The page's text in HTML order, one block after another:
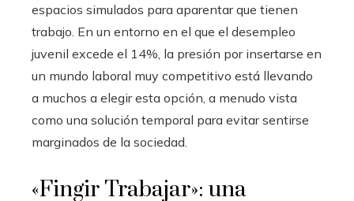
espacios simulados para aparentar que tienen
trabajo. En un entorno en el que el desempleo
juvenil excede el 14%, la presión por insertarse en
un mundo laboral muy competitivo está llevando
a muchos a elegir esta opción, a menudo vista
como una solución temporal para evitar sentirse
marginados de la sociedad.
«Fingir Trabajar»: una